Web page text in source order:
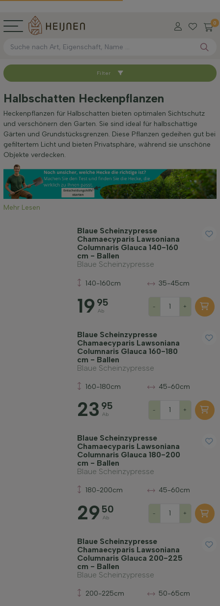
0
Sortieren nach
Verfügbar
Wurzel-Typ
Höhe bei Lieferung (cm)
Breite bei Lieferung (cm)
Maximale Höhe (cm)
Widerstandsfähigkeit
Filter
Halbschatten Heckenpflanzen
Heckenpflanzen für Halbschatten bieten optimalen Sichtschutz
und verschönern den Garten. Sie sind ideal für halbschattige
Gärten und Grundstücksgrenzen. Diese Pflanzen gedeihen gut bei
gefiltertem Licht und bieten Privatsphäre, während sie unschöne
Objekte verdecken.
Mehr Lesen
Blaue Scheinzypresse
Chamaecyparis Lawsoniana
Columnaris Glauca 140-160
cm - Ballen
Blaue Scheinzypresse
140-160cm 35-45cm
19 95
Ab
- +
Blaue Scheinzypresse
Chamaecyparis Lawsoniana
Columnaris Glauca 160-180
cm - Ballen
Blaue Scheinzypresse
160-180cm 45-60cm
23 95
Ab
- +
Blaue Scheinzypresse
Chamaecyparis Lawsoniana
Columnaris Glauca 180-200
cm - Ballen
Blaue Scheinzypresse
180-200cm 45-60cm
29 50
Ab
- +
Blaue Scheinzypresse
Chamaecyparis Lawsoniana
Columnaris Glauca 200-225
cm - Ballen
Blaue Scheinzypresse
200-225cm 50-65cm